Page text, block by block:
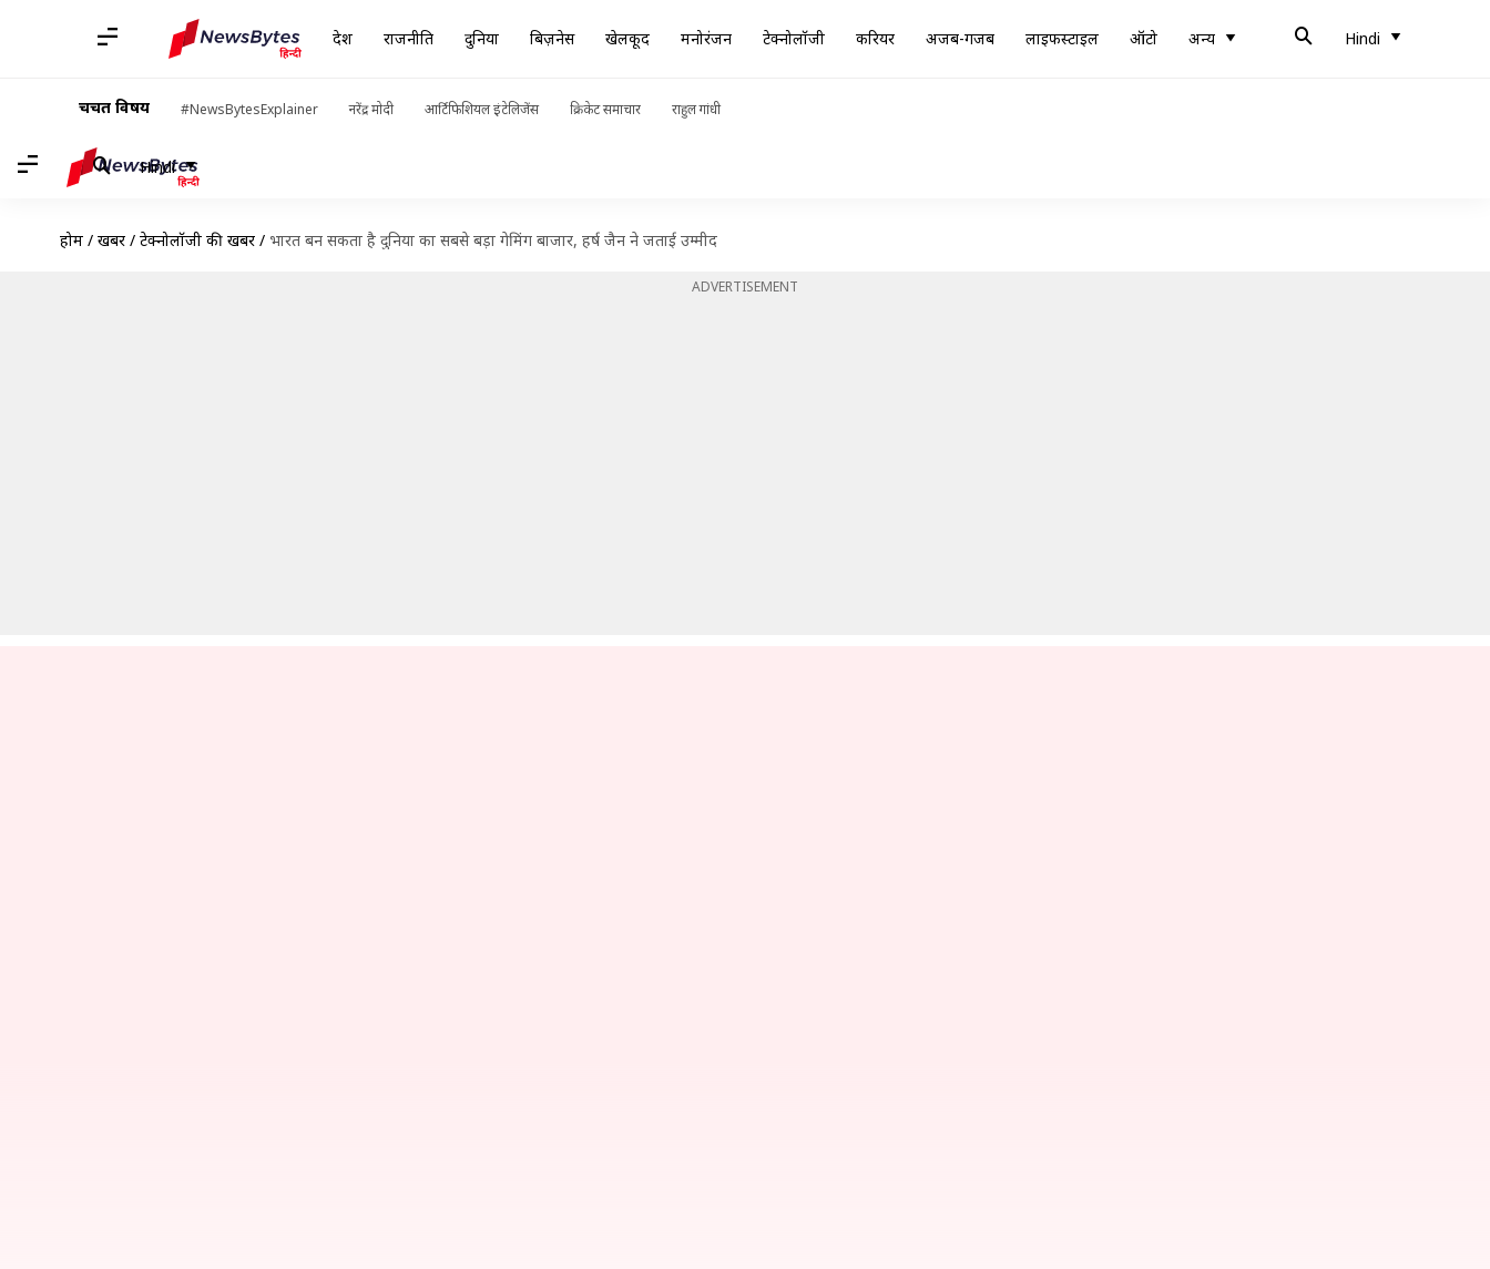
देश राजनीति दुनिया बिज़नेस खेलकूद मनोरंजन टेक्नोलॉजी करियर अजब-गजब लाइफस्टाइल ऑटो अन्य Hindi
चर्चित विषय #NewsBytesExplainer नरेंद्र मोदी आर्टिफिशियल इंटेलिजेंस क्रिकेट समाचार राहुल गांधी
Hindi
होम / खबरें / टेक्नोलॉजी की खबरें / भारत बन सकता है दुनिया का सबसे बड़ा गेमिंग बाजार, हर्ष जैन ने जताई उम्मीद
ADVERTISEMENT